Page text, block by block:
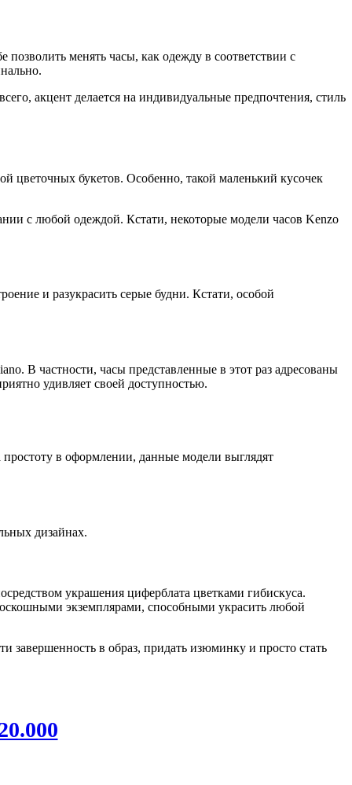
менять часы, как одежду в соответствии с
акцент делается на индивидуальные предпочтения, стиль
цветочных букетов. Особенно, такой маленький кусочек
с любой одеждой. Кстати, некоторые модели часов Kenzo
и разукрасить серые будни. Кстати, особой
В частности, часы представленные в этот раз адресованы
удивляет своей доступностью.
в оформлении, данные модели выглядят
дизайнах.
украшения циферблата цветками гибискуса.
экземплярами, способными украсить любой
завершенность в образ, придать изюминку и просто стать